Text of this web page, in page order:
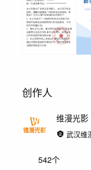
创作人
维漫光影
武汉维
542个